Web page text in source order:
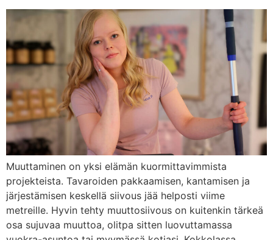
Muuttaminen on yksi elämän kuormittavimmista
projekteista. Tavaroiden pakkaamisen, kantamisen ja
järjestämisen keskellä siivous jää helposti viime
metreille. Hyvin tehty muuttosiivous on kuitenkin tärkeä
osa sujuvaa muuttoa, olitpa sitten luovuttamassa